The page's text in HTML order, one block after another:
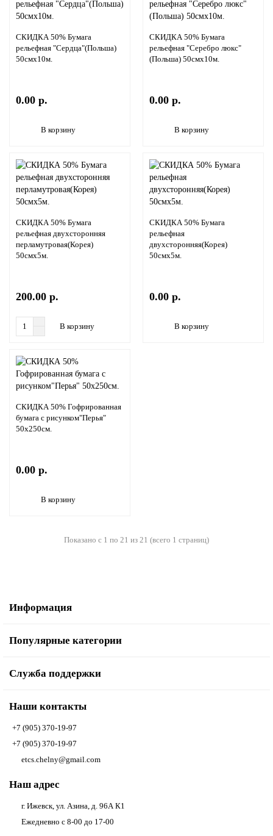
СКИДКА 50% Бумага
рельефная "Сердца"(Польша)
50смх10м.
0.00 р.
В корзину
СКИДКА 50% Бумага
рельефная "Серебро люкс"
(Польша) 50смх10м.
0.00 р.
В корзину
СКИДКА 50% Бумага
рельефная двухсторонняя
перламутровая(Корея)
50смх5м.
200.00 р.
В корзину
СКИДКА 50% Бумага
рельефная
двухсторонняя(Корея)
50смх5м.
0.00 р.
В корзину
СКИДКА 50% Гофрированная
бумага с рисунком"Перья"
50х250см.
0.00 р.
В корзину
Показано с 1 по 21 из 21 (всего 1 страниц)
Информация
Популярные категории
Служба поддержки
Наши контакты
+7 (905) 370-19-97
+7 (905) 370-19-97
etcs.chelny@gmail.com
Наш адрес
г. Ижевск, ул. Азина, д. 96А К1
Ежедневно с 8-00 до 17-00